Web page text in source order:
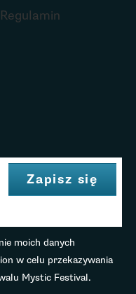
Regulamin
moich danych
w celu przekazywania
Mystic Festival.